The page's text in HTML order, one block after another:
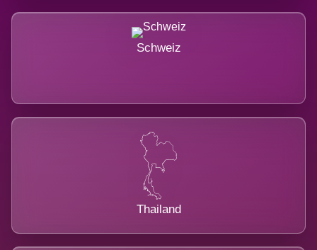
Schweiz
Thailand